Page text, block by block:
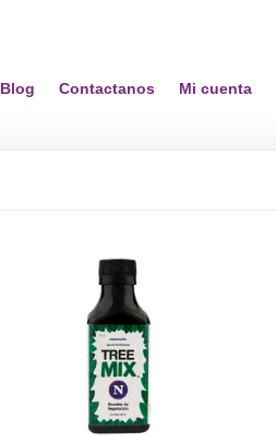
Blog Contactanos Mi cuenta